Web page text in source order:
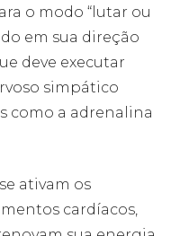
o modo “lutar ou
em sua direção
deve executar
simpático
como a adrenalina
ativam os
cardíacos,